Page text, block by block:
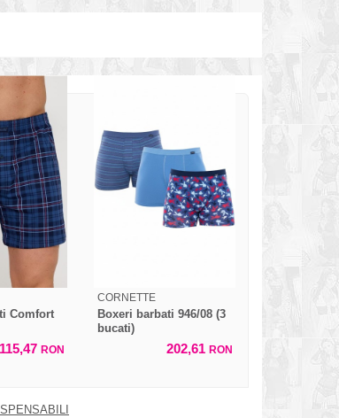
Comfort
115,47 RON
CORNETTE
Boxeri barbati 946/08 (3
bucati)
202,61 RON